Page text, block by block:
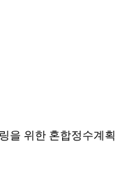
을 위한 혼합정수계획